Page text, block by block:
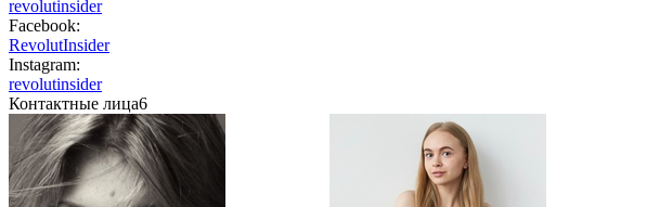
revolutinsider
Facebook:
RevolutInsider
Instagram:
revolutinsider
Контактные лица6